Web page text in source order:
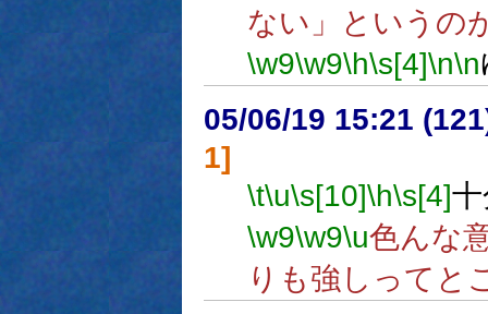
ない」というの
\w9\w9\h\s[4]\n\n
05/06/19 15:21
1]
\t\u\s[10]\h\s[4]
\w9\w9\u色んな
りも強しってと